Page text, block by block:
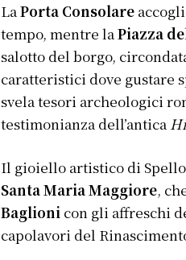
LaPorta Consolare
tempo, mentre laPiazza
salotto del borgo,
caratteristici dove gustare
svela tesori archeologici
testimonianza dell’antica
Il gioiello artistico di
Santa Maria Maggiore,
Baglioni con gli affreschi
capolavori del